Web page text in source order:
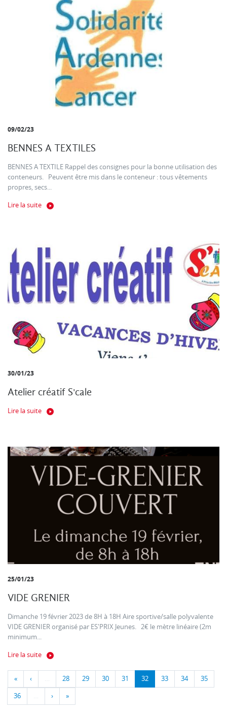
09/02/23
BENNES A TEXTILES
BENNES A TEXTILE Rappel des consignes pour la bonne utilisation des
conteneurs. Peuvent être mis dans le conteneur : tous vêtements
propres, secs...
Lire la suite
30/01/23
Atelier créatif S'cale
Lire la suite
25/01/23
VIDE GRENIER
Dimanche 19 février 2023 de 8H à 18H Aire sportive/salle polyvalente
VIDE GRENIER organisé par ES'PRIX Jeunes. 2€ le mètre linéaire (2m
minimum...
Lire la suite
« ‹ … 28 29 30 31 32 33 34 35
36 … › »